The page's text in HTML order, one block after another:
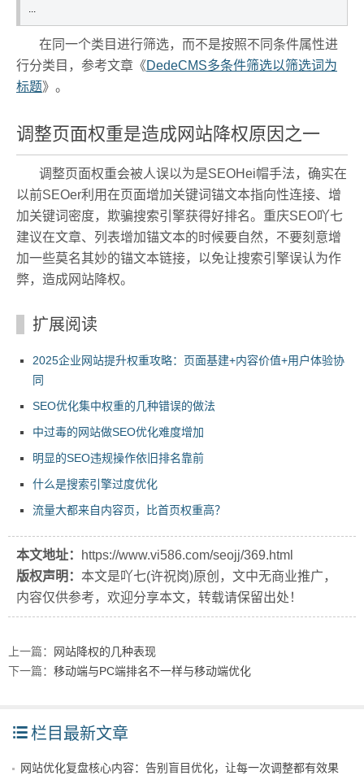
...
在同一个类目进行筛选，而不是按照不同条件属性进
行分类目，参考文章《DedeCMS多条件筛选以筛选词为
标题》。
调整页面权重是造成网站降权原因之一
调整页面权重会被人误以为是SEOHei帽手法，确实在
以前SEOer利用在页面增加关键词锚文本指向性连接、增
加关键词密度，欺骗搜索引擎获得好排名。重庆SEO吖七
建议在文章、列表增加锚文本的时候要自然，不要刻意增
加一些莫名其妙的锚文本链接，以免让搜索引擎误认为作
弊，造成网站降权。
扩展阅读
2025企业网站提升权重攻略：页面基建+内容价值+用户体验协
同
SEO优化集中权重的几种错误的做法
中过毒的网站做SEO优化难度增加
明显的SEO违规操作依旧排名靠前
什么是搜索引擎过度优化
流量大都来自内容页，比首页权重高？
本文地址：
https://www.vi586.com/seojj/369.html
版权声明： 本文是吖七(许祝岗)原创，文中无商业推广，
内容仅供参考，欢迎分享本文，转载请保留出处！
上一篇：
网站降权的几种表现
下一篇： 移动端与PC端排名不一样与移动端优化
栏目最新文章
网站优化复盘核心内容：告别盲目优化，让每一次调整都有效果